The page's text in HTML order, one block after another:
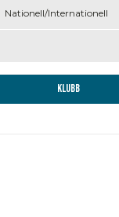
Nationell/Internationell
Klubb